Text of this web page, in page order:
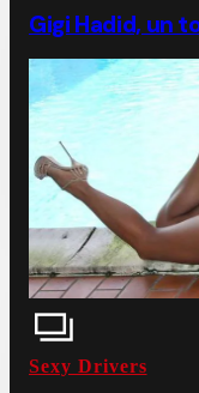
Gigi Hadid, un
Sexy Drivers